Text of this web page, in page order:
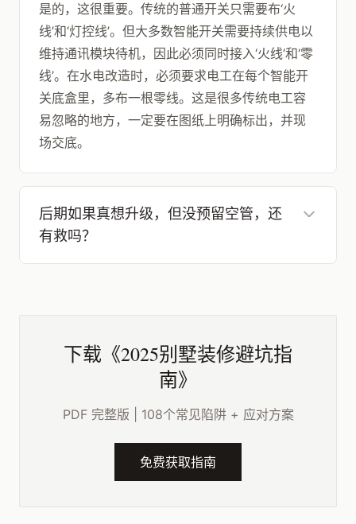
是的，这很重要。传统的普通开关只需要布‘火
线’和‘灯控线’。但大多数智能开关需要持续供电以
维持通讯模块待机，因此必须同时接入‘火线’和‘零
线’。在水电改造时，必须要求电工在每个智能开
关底盒里，多布一根零线。这是很多传统电工容
易忽略的地方，一定要在图纸上明确标出，并现
场交底。
后期如果真想升级，但没预留空管，还
有救吗？
下载《2025别墅装修避坑指
南》
PDF 完整版 | 108个常见陷阱 + 应对方案
免费获取指南